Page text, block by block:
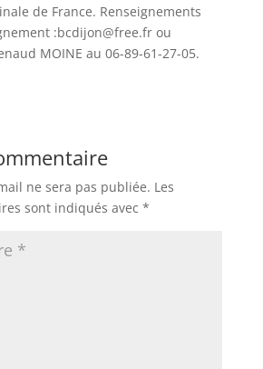
de France. Renseignements
:bcdijon@free.fr ou
MOINE au 06-89-61-27-05.
ne sera pas publiée. Les
sont indiqués avec *